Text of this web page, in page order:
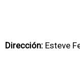
Dirección: Esteve